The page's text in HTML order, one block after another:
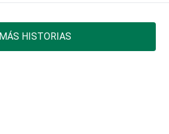
MÁS HISTORIAS